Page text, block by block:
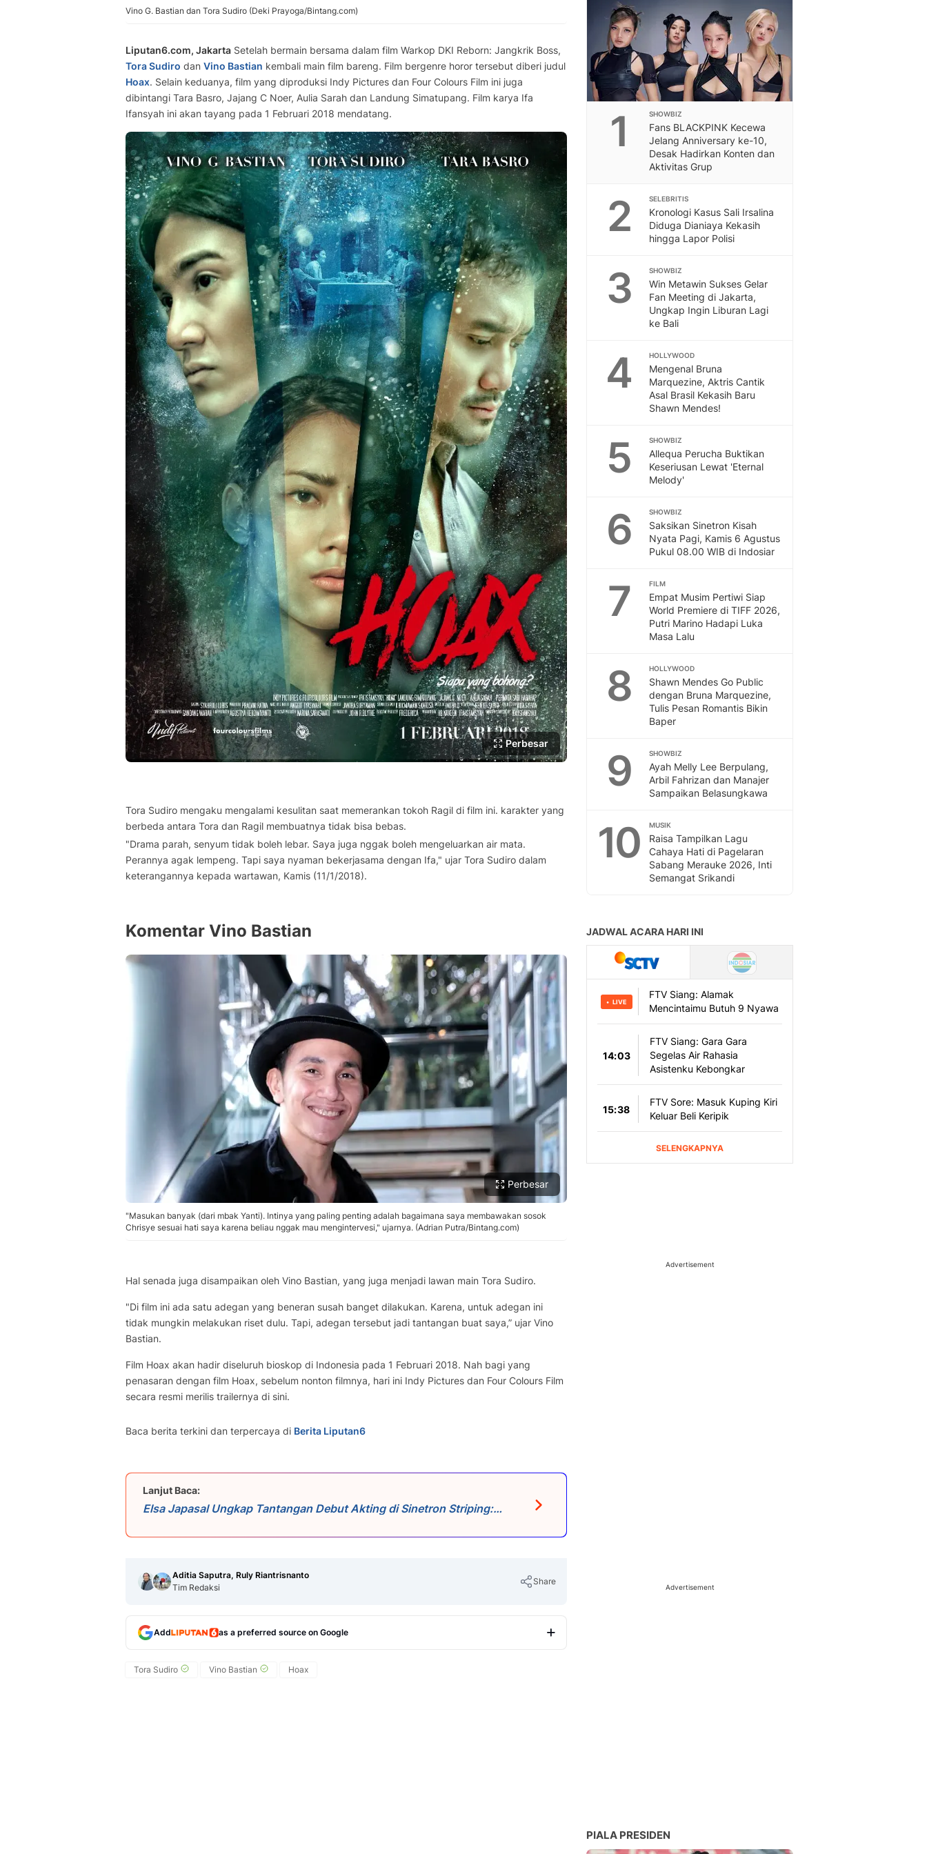
Vino G. Bastian dan Tora Sudiro (Deki Prayoga/Bintang.com)
Liputan6.com, Jakarta Setelah bermain bersama dalam film Warkop DKI Reborn: Jangkrik Boss,
Tora Sudiro dan Vino Bastian kembali main film bareng. Film bergenre horor tersebut diberi judul
Hoax. Selain keduanya, film yang diproduksi Indy Pictures dan Four Colours Film ini juga
dibintangi Tara Basro, Jajang C Noer, Aulia Sarah dan Landung Simatupang. Film karya Ifa
Ifansyah ini akan tayang pada 1 Februari 2018 mendatang.
Perbesar
Tora Sudiro mengaku mengalami kesulitan saat memerankan tokoh Ragil di film ini. karakter yang
berbeda antara Tora dan Ragil membuatnya tidak bisa bebas.
"Drama parah, senyum tidak boleh lebar. Saya juga nggak boleh mengeluarkan air mata.
Perannya agak lempeng. Tapi saya nyaman bekerjasama dengan Ifa," ujar Tora Sudiro dalam
keterangannya kepada wartawan, Kamis (11/1/2018).
Komentar Vino Bastian
Perbesar
"Masukan banyak (dari mbak Yanti). Intinya yang paling penting adalah bagaimana saya membawakan sosok
Chrisye sesuai hati saya karena beliau nggak mau mengintervesi," ujarnya. (Adrian Putra/Bintang.com)
Hal senada juga disampaikan oleh Vino Bastian, yang juga menjadi lawan main Tora Sudiro.
"Di film ini ada satu adegan yang beneran susah banget dilakukan. Karena, untuk adegan ini
tidak mungkin melakukan riset dulu. Tapi, adegan tersebut jadi tantangan buat saya,” ujar Vino
Bastian.
Film Hoax akan hadir diseluruh bioskop di Indonesia pada 1 Februari 2018. Nah bagi yang
penasaran dengan film Hoax, sebelum nonton filmnya, hari ini Indy Pictures dan Four Colours Film
secara resmi merilis trailernya di sini.
Baca berita terkini dan terpercaya di Berita Liputan6
Lanjut Baca:
Elsa Japasal Ungkap Tantangan Debut Akting di Sinetron Striping:
Aditia Saputra, Ruly Riantrisnanto
Tim Redaksi
Share
Add as a preferred source on Google
Tora Sudiro Vino Bastian Hoax
1 SHOWBIZ
Fans BLACKPINK Kecewa
Jelang Anniversary ke-10,
Desak Hadirkan Konten dan
Aktivitas Grup
2 SELEBRITIS
Kronologi Kasus Sali Irsalina
Diduga Dianiaya Kekasih
hingga Lapor Polisi
3 SHOWBIZ
Win Metawin Sukses Gelar
Fan Meeting di Jakarta,
Ungkap Ingin Liburan Lagi
ke Bali
4 HOLLYWOOD
Mengenal Bruna
Marquezine, Aktris Cantik
Asal Brasil Kekasih Baru
Shawn Mendes!
5 SHOWBIZ
Allequa Perucha Buktikan
Keseriusan Lewat 'Eternal
Melody'
6 SHOWBIZ
Saksikan Sinetron Kisah
Nyata Pagi, Kamis 6 Agustus
Pukul 08.00 WIB di Indosiar
7 FILM
Empat Musim Pertiwi Siap
World Premiere di TIFF 2026,
Putri Marino Hadapi Luka
Masa Lalu
8 HOLLYWOOD
Shawn Mendes Go Public
dengan Bruna Marquezine,
Tulis Pesan Romantis Bikin
Baper
9 SHOWBIZ
Ayah Melly Lee Berpulang,
Arbil Fahrizan dan Manajer
Sampaikan Belasungkawa
10 MUSIK
Raisa Tampilkan Lagu
Cahaya Hati di Pagelaran
Sabang Merauke 2026, Inti
Semangat Srikandi
Advertisement
Advertisement
PIALA PRESIDEN